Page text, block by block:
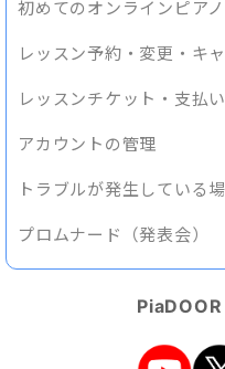
初めてのオンラインピア
レッスン予約・変更・キ
レッスンチケット・支払い
アカウントの管理
トラブルが発生している
プロムナード（発表会）
PiaDOOR